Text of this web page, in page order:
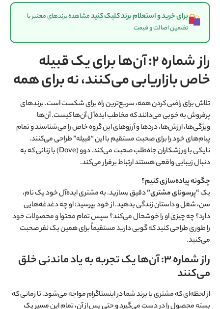
برای خرید و استعلام برند کلیک کنیدمشاهده برندهای معتبر با
تضمین اصالت و قیمت
راز شماره ۲: آن‌ها برای یک قبیله
خاص بازاریابی می‌کنند، نه برای همه
تلاش برای راضی کردن همه، سریع‌ترین راه برای شکست است. برندهای
پرفروش به خوبی می‌دانند که مخاطب ایده‌آل آن‌ها کیست. آن‌ها
ویژگی‌ها، ارزش‌ها، دردها و آرزوهای این گروه خاص را می‌شناسند و تمام
پیام‌های خود را برای صحبت مستقیم با این “قبیله” طراحی می‌کنند.
نایکی با ورزشکاران جاه‌طلب صحبت می‌کند. دوو (Dove) با زنانی که به
دنبال زیبایی واقعی هستند ارتباط برقرار می‌کند.
چگونه پیاده‌سازی کنیم؟
یک“پرسونای مشتری”دقیق بسازید. به مشتری ایده‌آل خود یک نام،
سن، شغل و داستان زندگی بدهید. از خود بپرسید: او چه دغدغه‌هایی
دارد؟ چه چیزی او را خوشحال می‌کند؟ سپس تمام محتوا و محصولات خود
را طوری طراحی کنید که گویی دارید مستقیماً برای همین یک نفر صحبت
می‌کنید.
راز شماره ۳: آن‌ها یک تجربه به یاد ماندنی خلق
می‌کنند
از لحظه‌ای که مشتری با برند شما در اینستاگرام مواجه می‌شود، تا زمانی که